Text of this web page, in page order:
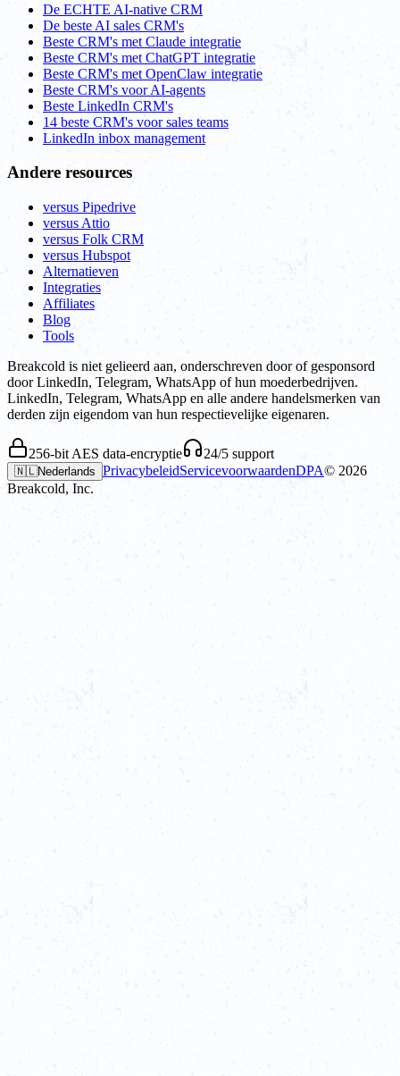
De ECHTE AI-native CRM
De beste AI sales CRM's
Beste CRM's met Claude integratie
Beste CRM's met ChatGPT integratie
Beste CRM's met OpenClaw integratie
Beste CRM's voor AI-agents
Beste LinkedIn CRM's
14 beste CRM's voor sales teams
LinkedIn inbox management
Andere resources
versus Pipedrive
versus Attio
versus Folk CRM
versus Hubspot
Alternatieven
Integraties
Affiliates
Blog
Tools
Breakcold is niet gelieerd aan, onderschreven door of gesponsord
door LinkedIn, Telegram, WhatsApp of hun moederbedrijven.
LinkedIn, Telegram, WhatsApp en alle andere handelsmerken van
derden zijn eigendom van hun respectievelijke eigenaren.
256-bit AES data-encryptie 24/5 support
🇳🇱Nederlands PrivacybeleidServicevoorwaardenDPA© 2026
Breakcold, Inc.